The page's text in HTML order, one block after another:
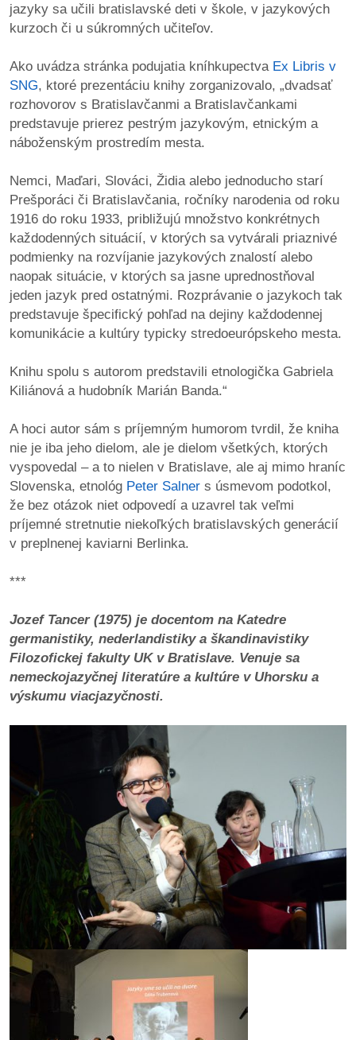
dobrá
prax
práca
odkazy
petície
z
médií
videá
vychádzky
/
knihy
/
o
podpora
podporte
nás
podporili
zázemie
kontaktujte
nás
jazyky sa učili bratislavské deti v škole, v jazykových
kurzoch či u súkromných učiteľov.
Ako uvádza stránka podujatia kníhkupectva Ex Libris v
SNG, ktoré prezentáciu knihy zorganizovalo, „dvadsať
rozhovorov s Bratislavčanmi a Bratislavčankami
predstavuje prierez pestrým jazykovým, etnickým a
náboženským prostredím mesta.
Nemci, Maďari, Slováci, Židia alebo jednoducho starí
Prešporáci či Bratislavčania, ročníky narodenia od roku
1916 do roku 1933, približujú množstvo konkrétnych
každodenných situácií, v ktorých sa vytvárali priaznivé
podmienky na rozvíjanie jazykových znalostí alebo
naopak situácie, v ktorých sa jasne uprednostňoval
jeden jazyk pred ostatnými. Rozprávanie o jazykoch tak
predstavuje špecifický pohľad na dejiny každodennej
komunikácie a kultúry typicky stredoeurópskeho mesta.
Knihu spolu s autorom predstavili etnologička Gabriela
Kiliánová a hudobník Marián Banda.“
A hoci autor sám s príjemným humorom tvrdil, že kniha
nie je iba jeho dielom, ale je dielom všetkých, ktorých
vyspovedal – a to nielen v Bratislave, ale aj mimo hraníc
Slovenska, etnológ Peter Salner s úsmevom podotkol,
že bez otázok niet odpovedí a uzavrel tak veľmi
príjemné stretnutie niekoľkých bratislavských generácií
v preplnenej kaviarni Berlinka.
***
Jozef Tancer (1975) je docentom na Katedre
germanistiky, nederlandistiky a škandinavistiky
Filozofickej fakulty UK v Bratislave. Venuje sa
nemeckojazyčnej literatúre a kultúre v Uhorsku a
výskumu viacjazyčnosti.